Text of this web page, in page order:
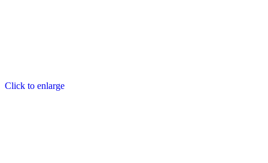
Click to enlarge